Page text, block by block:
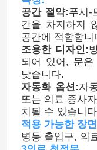
공간 절약:푸시-
간을 차지하지
공간에 적합합니
조용한 디자인:
되어 있어, 문은
낮습니다.
자동화 옵션:자
또는 의료 종사
치될 수 있습니
적용 가능한 장
병동 출입구, 의